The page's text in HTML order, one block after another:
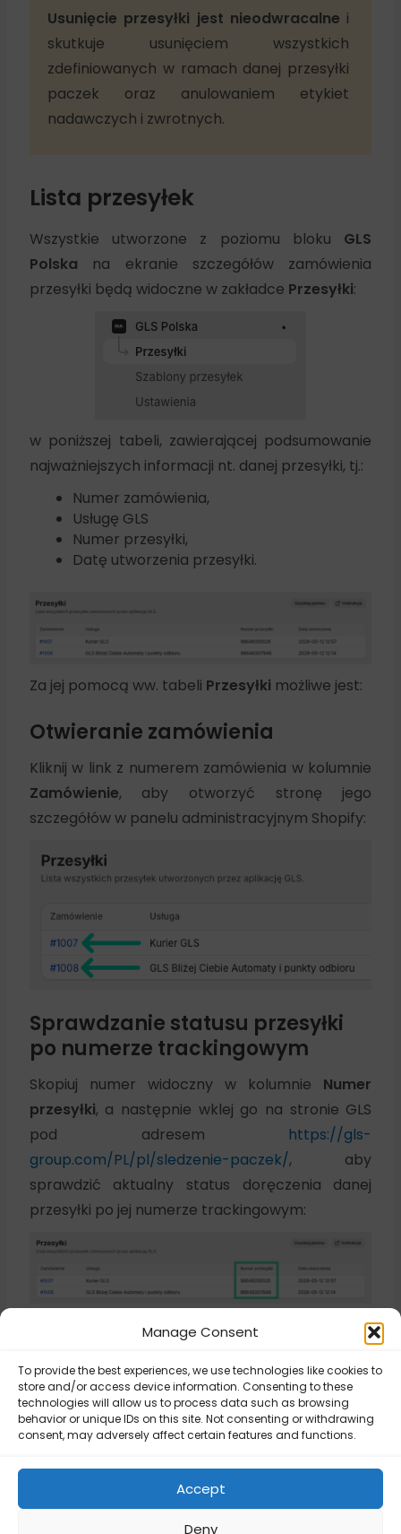
Manage Consent
To provide the best experiences, we use technologies like cookies to
store and/or access device information. Consenting to these
technologies will allow us to process data such as browsing
behavior or unique IDs on this site. Not consenting or withdrawing
consent, may adversely affect certain features and functions.
Accept
Deny
Usunięcie przesyłki jest nieodwracalne i
skutkuje usunięciem wszystkich
zdefiniowanych w ramach danej przesyłki
paczek oraz anulowaniem etykiet
nadawczych i zwrotnych.
Lista przesyłek
Wszystkie utworzone z poziomu bloku GLS
Polska na ekranie szczegółów zamówienia
przesyłki będą widoczne w zakładce Przesyłki:
w poniższej tabeli, zawierającej podsumowanie
najważniejszych informacji nt. danej przesyłki, tj.:
Numer zamówienia,
Usługę GLS
Numer przesyłki,
Datę utworzenia przesyłki.
Za jej pomocą ww. tabeli Przesyłki możliwe jest:
Otwieranie zamówienia
Kliknij w link z numerem zamówienia w kolumnie
Zamówienie, aby otworzyć stronę jego
szczegółów w panelu administracyjnym Shopify:
Sprawdzanie statusu przesyłki
po numerze trackingowym
Skopiuj numer widoczny w kolumnie Numer
przesyłki, a następnie wklej go na stronie GLS
pod adresem https://gls-
group.com/PL/pl/sledzenie-paczek/, aby
sprawdzić aktualny status doręczenia danej
przesyłki po jej numerze trackingowym:
GLS Polska –
Dodawanie admin
blocku do ekranu
zamówienia
GLS Polska –
Najczęstsze